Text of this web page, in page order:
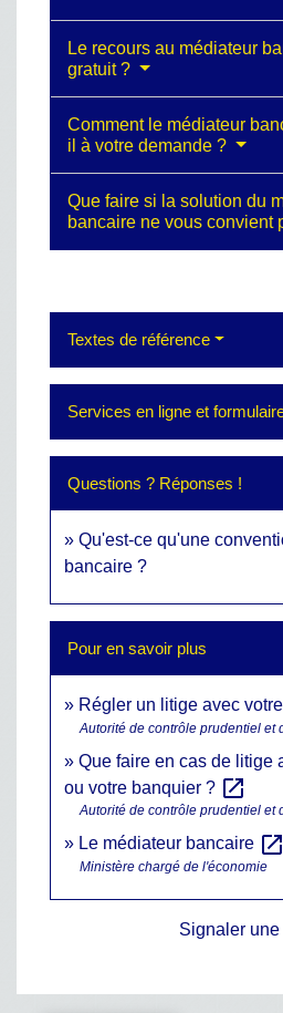
Le recours au médiateur
gratuit ?
Comment le médiateur
il à votre demande ?
Que faire si la solution du
bancaire ne vous convient
Textes de référence
Services en ligne et
Questions ? Réponses !
Qu'est-ce qu'une
bancaire ?
Pour en savoir plus
Régler un litige avec
Autorité de contrôle prudentiel et
Que faire en cas de litige
ou votre banquier ? open_in_new
Autorité de contrôle prudentiel et
Le médiateur bancaire open_in_new
Ministère chargé de l'économie
Signaler